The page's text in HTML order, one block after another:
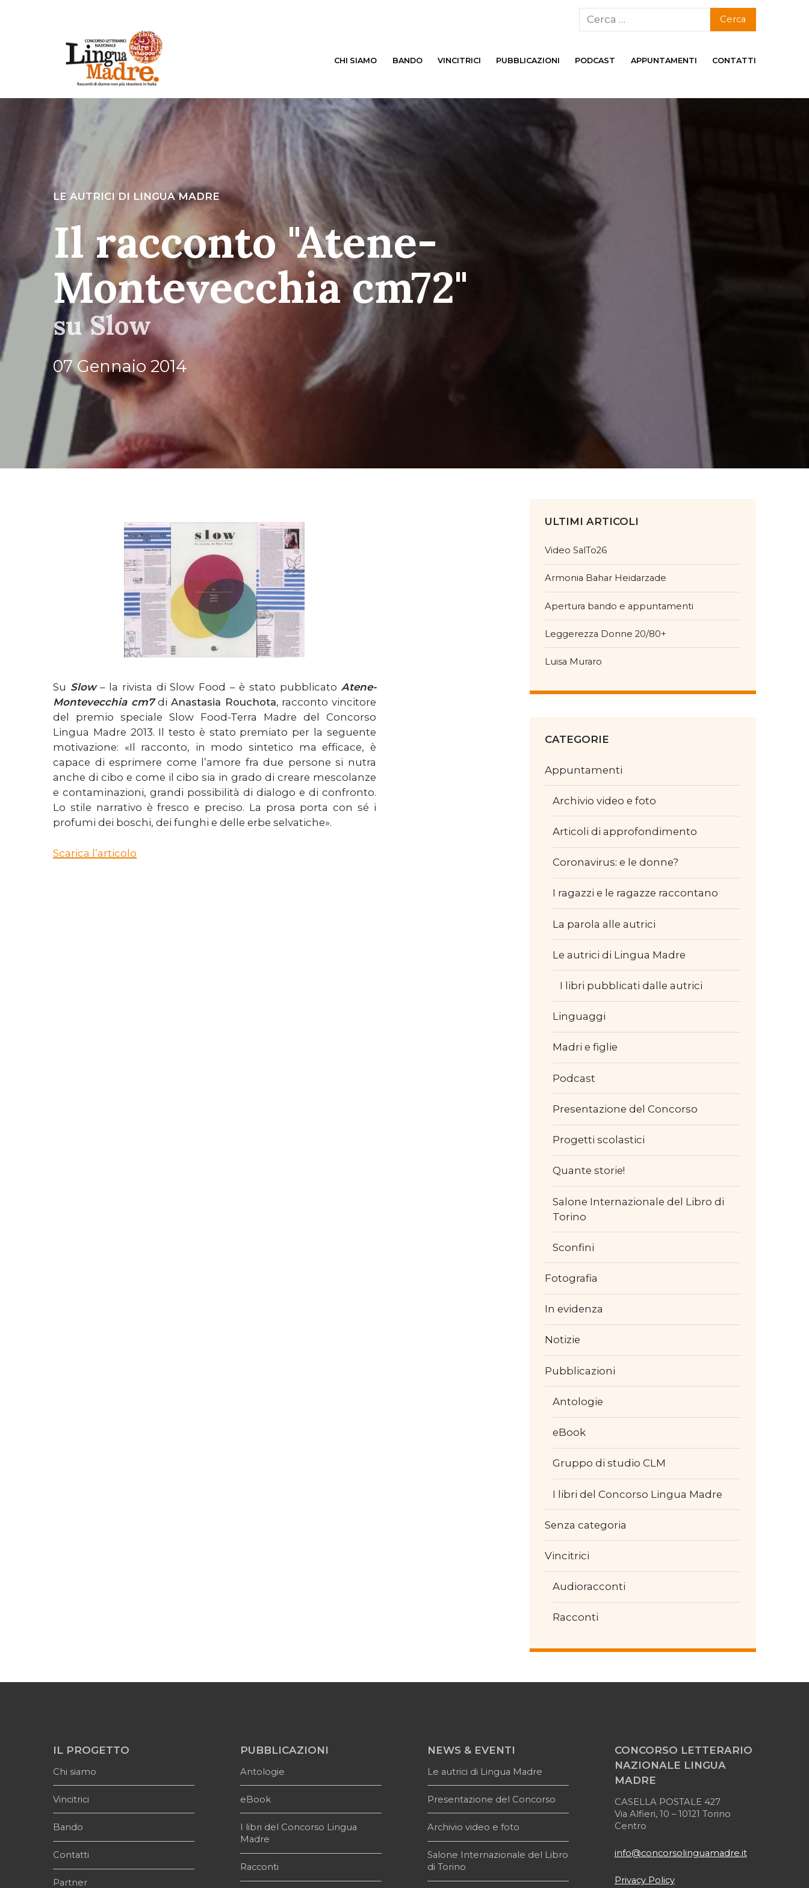
CHI SIAMO BANDO VINCITRICI PUBBLICAZIONI PODCAST APPUNTAMENTI CONTATTI
LE AUTRICI DI LINGUA MADRE
Il racconto "Atene-
Montevecchia cm72"
su Slow
07 Gennaio 2014
Su Slow– la rivista di Slow Food – è stato pubblicato Atene-
Montevecchia cm7di Anastasia Rouchota,racconto vincitore
del premio speciale Slow Food-Terra Madre del Concorso
Lingua Madre 2013. Il testo è stato premiato per la seguente
motivazione: «Il racconto, in modo sintetico ma efficace, è
capace di esprimere come l’amore fra due persone si nutra
anche di cibo e come il cibo sia in grado di creare mescolanze
e contaminazioni, grandi possibilità di dialogo e di confronto.
Lo stile narrativo è fresco e preciso. La prosa porta con sé i
profumi dei boschi, dei funghi e delle erbe selvatiche».
Scarica l’articolo
ULTIMI ARTICOLI
Video SalTo26
Armonia Bahar Heidarzade
Apertura bando e appuntamenti
Leggerezza Donne 20/80+
Luisa Muraro
CATEGORIE
Appuntamenti
Archivio video e foto
Articoli di approfondimento
Coronavirus: e le donne?
I ragazzi e le ragazze raccontano
La parola alle autrici
Le autrici di Lingua Madre
I libri pubblicati dalle autrici
Linguaggi
Madri e figlie
Podcast
Presentazione del Concorso
Progetti scolastici
Quante storie!
Salone Internazionale del Libro di
Torino
Sconfini
Fotografia
In evidenza
Notizie
Pubblicazioni
Antologie
eBook
Gruppo di studio CLM
I libri del Concorso Lingua Madre
Senza categoria
Vincitrici
Audioracconti
Racconti
IL PROGETTO
Chi siamo
Vincitrici
Bando
Contatti
Partner
PUBBLICAZIONI
Antologie
eBook
I libri del Concorso Lingua
Madre
Racconti
NEWS & EVENTI
Le autrici di Lingua Madre
Presentazione del Concorso
Archivio video e foto
Salone Internazionale del Libro
di Torino
CONCORSO LETTERARIO
NAZIONALE LINGUA
MADRE
CASELLA POSTALE 427
Via Alfieri, 10 – 10121 Torino
Centro
info@concorsolinguamadre.it
Privacy Policy